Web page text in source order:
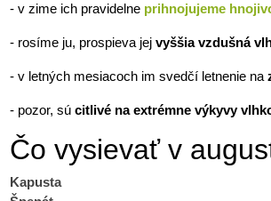
- v zime ich pravidelne prihnojujeme
- rosíme ju, prospieva jej vyššia vzdušná
- v letných mesiacoch im svedčí letnenie na
- pozor, sú citlivé na extrémne výkyvy
Čo vysievať v
Kapusta